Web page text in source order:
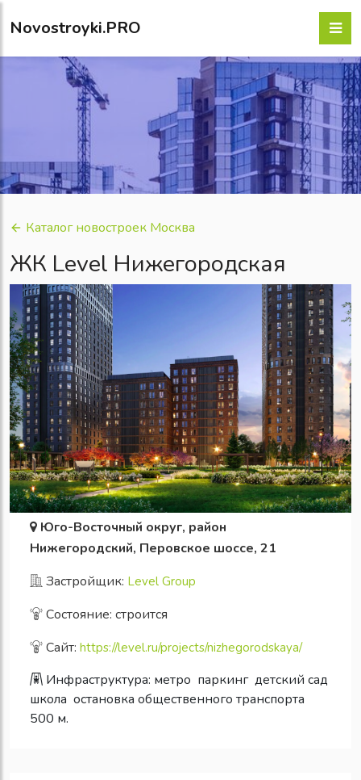
Novostroyki.PRO
Каталог новостроек Москва
ЖК Level Нижегородская
Юго-Восточный округ, район
Нижегородский, Перовское шоссе, 21
Застройщик: Level Group
Состояние: строится
Сайт: https://level.ru/projects/nizhegorodskaya/
Инфраструктура: метро паркинг детский сад
школа остановка общественного транспорта
500 м.